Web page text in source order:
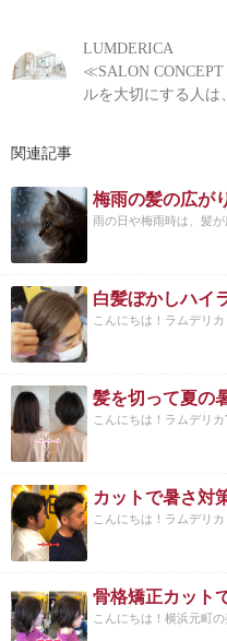
LUMDERICA
≪SALON
ルを大切にする人は
関連記事
雨の日や梅雨時は、髪
白髪ぼかしハイ
こんにちは！ラムデリ
髪を切って夏の
こんにちは！ラムデリ
カットで暑さ対
こんにちは！ラムデリ
骨格矯正カット
こんにちは！横浜元町